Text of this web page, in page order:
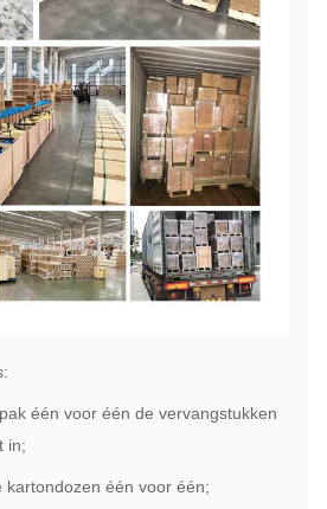
één voor één de vervangstukken
in;
kartondozen één voor één;